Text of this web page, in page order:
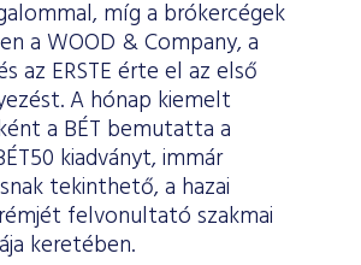
míg a brókercégek
a WOOD & Company, a
az ERSTE érte el az első
A hónap kiemelt
a BÉT bemutatta a
kiadványt, immár
tekinthető, a hazai
felvonultató szakmai
keretében.